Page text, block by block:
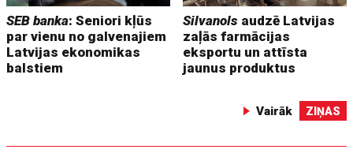
SEB banka: Seniori kļūs
par vienu no galvenajiem
Latvijas ekonomikas
balstiem
Silvanols audzē Latvijas
zaļās farmācijas
eksportu un attīsta
jaunus produktus
Vairāk ZIŅAS